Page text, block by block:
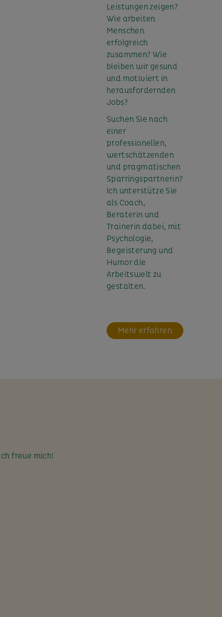
Leistungen zeigen?
Wie arbeiten
Menschen
erfolgreich
zusammen? Wie
bleiben wir gesund
und motiviert in
herausfordernden
Jobs?
Suchen Sie nach
einer
professionellen,
wertschätzenden
und pragmatischen
Sparringspartnerin?
Ich unterstütze Sie
als Coach,
Beraterin und
Trainerin dabei, mit
Psychologie,
Begeisterung und
Humor die
Arbeitswelt zu
gestalten.
Mehr erfahren
freue mich!